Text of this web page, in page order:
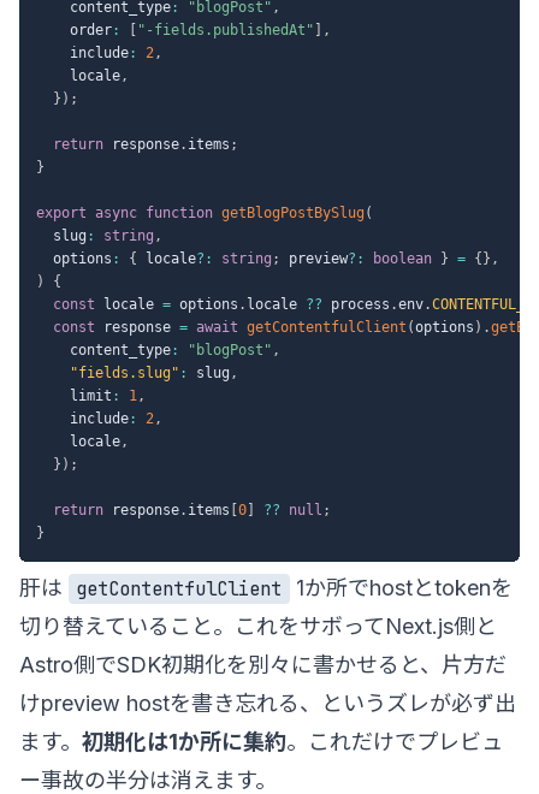
    content_type
: "blogPost" ,
    order
: "-fields.publishedAt"
,
    include
: 2,
    locale
,
} ) ;
return response. items ;
}
export async function getBlogPostBySlug (
  slug
: string ,
  options
: { locale? : string ; preview? : boolean } = { } ,
)
{
const locale = options . locale ?? process .env.
const response = await getContentfulClient (options ) .
    content_type
: "blogPost" ,
"fields.slug" : slug ,
    limit
: 1,
    include
: 2,
    locale
,
} ) ;
return response. items 0 ?? null ;
}
肝は getContentfulClient
1か所でhostとtokenを
切り替えていること。これをサボってNext.js側と
Astro側でSDK初期化を別々に書かせると、片方だ
けpreview hostを書き忘れる、というズレが必ず出
ます。 初期化は1か所に集約。これだけでプレビュ
ー事故の半分は消えます。